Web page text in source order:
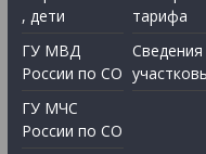
, дети
ГУ МВД
России по СО
ГУ МЧС
России по СО
тарифа